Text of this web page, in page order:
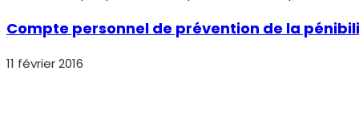
Compte personnel de prévention de la
11 février 2016